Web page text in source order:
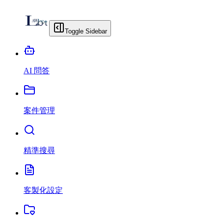
Toggle Sidebar
AI 問答
案件管理
精準搜尋
客製化設定